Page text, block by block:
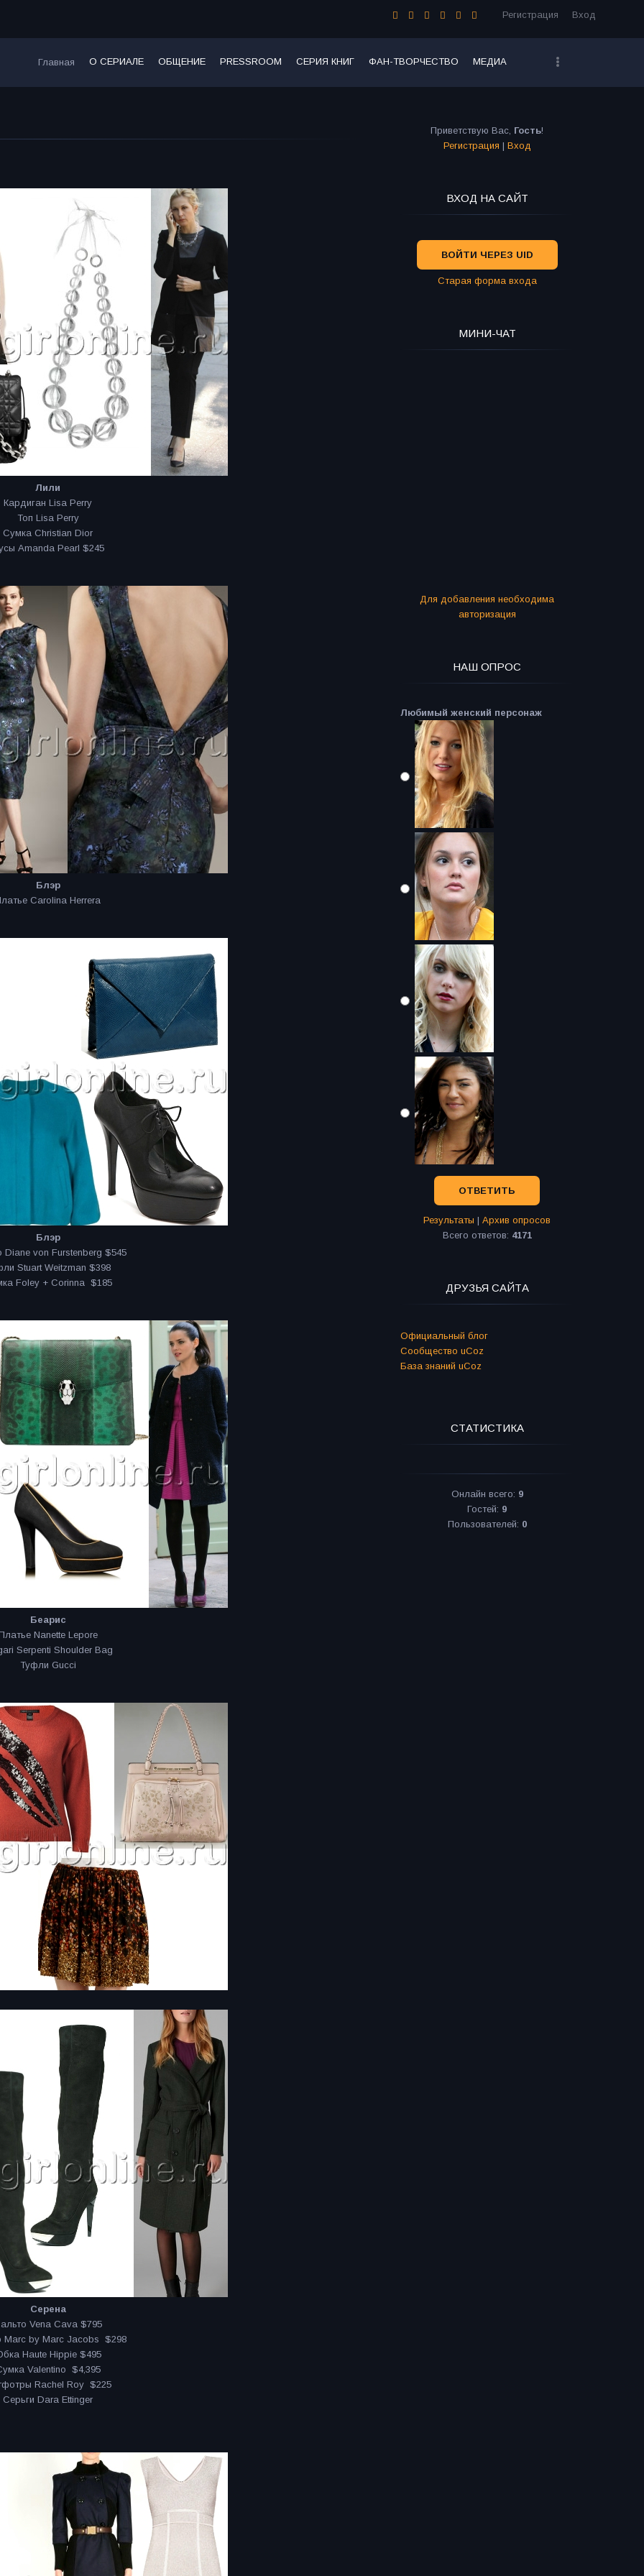
Регистрация Вход
Главная О СЕРИАЛЕ ОБЩЕНИЕ PRESSROOM СЕРИЯ КНИГ ФАН-ТВОРЧЕСТВО МЕДИА
Лили
Кардиган Lisa Perry
Топ Lisa Perry
Сумка Christian Dior
Amanda Pearl $245
Блэр
Carolina Herrera
Блэр
Diane von Furstenberg $545
Stuart Weitzman $398
Foley + Corinna $185
Беариc
Nanette Lepore
Serpenti Shoulder Bag
Туфли Gucci
Серена
Vena Cava $795
Marc by Marc Jacobs $298
Haute Hippie $495
Valentino $4,395
Rachel Roy $225
Серьги Dara Ettinger
Приветствую Вас, Гость!
Регистрация | Вход
ВХОД НА САЙТ
ВОЙТИ ЧЕРЕЗ UID
Старая форма входа
МИНИ-ЧАТ
Для добавления необходима
авторизация
НАШ ОПРОС
Любимый женский персонаж
Результаты |Архив опросов
Всего ответов: 4171
ДРУЗЬЯ САЙТА
Официальный блог
Сообщество uCoz
База знаний uCoz
СТАТИСТИКА
Онлайн всего: 9
Гостей: 9
Пользователей: 0